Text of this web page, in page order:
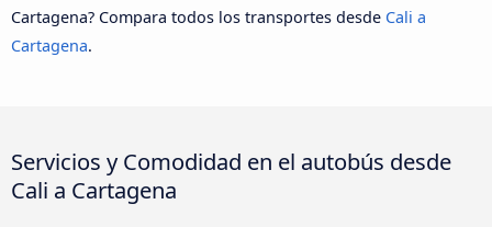
Cartagena? Compara todos los transportes desde Cali a
Cartagena.
Servicios y Comodidad en el autobús desde
Cali a Cartagena